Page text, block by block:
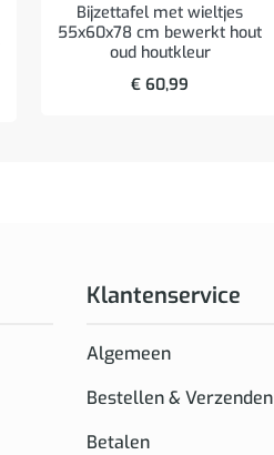
Bijzettafel met wieltjes
55x60x78 cm bewerkt hout
oud houtkleur
€ 60,99
Klantenservice
Algemeen
Bestellen & Verzenden
Betalen